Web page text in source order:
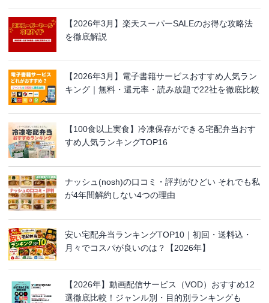
【2026年3月】楽天スーパーSALEのお得な攻略法
を徹底解説
【2026年3月】電子書籍サービスおすすめ人気ラン
キング｜無料・還元率・読み放題で22社を徹底比較
【100食以上実食】冷凍保存ができる宅配弁当おす
すめ人気ランキングTOP16
ナッシュ(nosh)の口コミ・評判がひどい それでも私
が4年間解約しない4つの理由
安い宅配弁当ランキングTOP10｜初回・送料込・
月々でコスパが良いのは？【2026年】
【2026年】動画配信サービス（VOD）おすすめ12
選徹底比較！ジャンル別・目的別ランキングも